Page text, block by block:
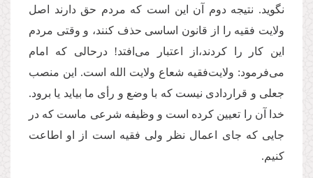
نگوید. نتیجه دوم آن این است که مردم حق دارند اصل
ولایت فقیه را از قانون اساسی حذف کنند، و وقتی مردم
این کار را کردند،از اعتبار می‌افتد! درحالی که امام
می‌فرمود: ولایت‌فقیه شعاع ولایت ‌الله است. این منصب
جعلی و قراردادی نیست که با وضع و رأی ما بیاید یا برود.
خدا آن را تعیین کرده است و وظیفه شرعی ماست که در
جایی که جای اعمال نظر ولی فقیه است از او اطاعت
کنیم.